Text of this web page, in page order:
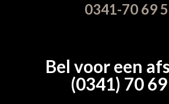
0341-70 69
Bel voor een
(0341) 70